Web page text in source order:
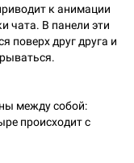
к анимации
чата. В панели эти
поверх друг друга и
между собой:
происходит с